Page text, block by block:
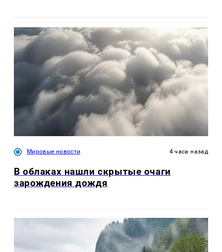
Мировые новости 4 часа назад
В облаках нашли скрытые очаги
зарождения дождя